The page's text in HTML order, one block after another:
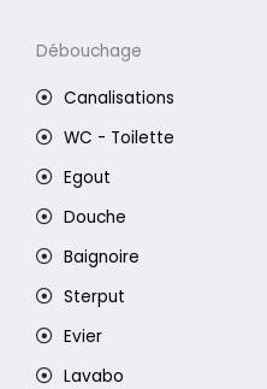
Débouchage
Canalisations
WC - Toilette
Egout
Douche
Baignoire
Sterput
Evier
Lavabo